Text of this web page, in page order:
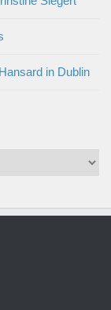
in Dublin